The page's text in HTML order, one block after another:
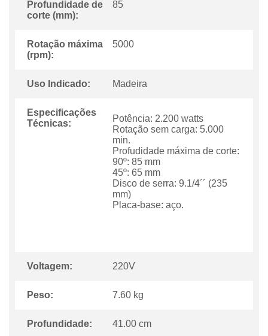
Profundidade de
corte (mm):
85
Rotação máxima
(rpm):
5000
Uso Indicado: Madeira
Especificações
Técnicas:
Potência: 2.200 watts
Rotação sem carga: 5.000
min.
Profudidade máxima de corte:
90º: 85 mm
45º: 65 mm
Disco de serra: 9.1/4´´ (235
mm)
Placa-base: aço.
Voltagem: 220V
Peso: 7.60 kg
Profundidade: 41.00 cm